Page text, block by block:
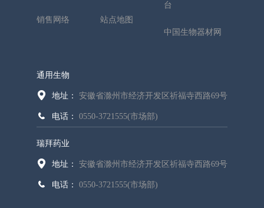
销售网络 站点地图
台
中国生物器材网
通用生物
地址： 安徽省滁州市经济开发区祈福寺西路69号
电话： 0550-3721555(市场部)
瑞拜药业
地址： 安徽省滁州市经济开发区祈福寺西路69号
电话： 0550-3721555(市场部)